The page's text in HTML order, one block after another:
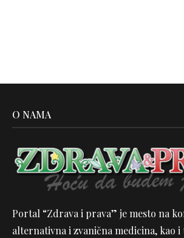
O NAMA
Portal “Zdrava i prava” je mesto na
alternativna i zvanična medicina, kao